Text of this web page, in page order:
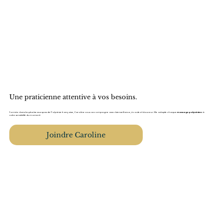
Une praticienne attentive à vos besoins.
Formée dans les plus beaux spas de Polynésie française, Caroline vous accompagne avec bienveillance, écoute et douceur. Elle adapte chaquemassage polynésien à
votre sensibilité du moment.
Joindre Caroline